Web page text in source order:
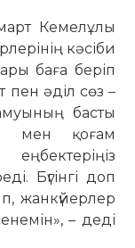
Кемелұлы
кәсіби
баға беріп
пен әділ сөз –
басты
мен қоғам
Бүгінгі доп
жанкүйерлер
– деді